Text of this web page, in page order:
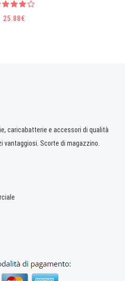
25.88€
caricabatterie e accessori di qualità
vantaggiosi. Scorte di magazzino.